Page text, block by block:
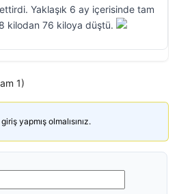
Yaklaşık 6 ay içerisinde tam
kilodan 76 kiloya düştü.
1)
yapmış olmalısınız.